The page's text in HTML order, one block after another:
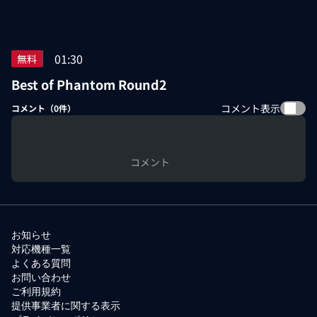
無料 01:30
Best of Phantom Round2
コメント（0件） コメント表示
コメント
お知らせ
対応機種一覧
よくある質問
お問い合わせ
ご利用規約
提供事業者に関する表示